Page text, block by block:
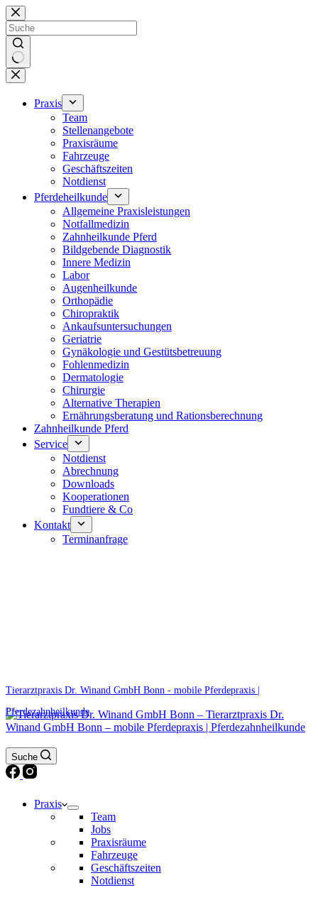
Zum
Inhalt
springen
Keine
Ergebnisse
Praxis
Team
Stellenangebote
Praxisräume
Fahrzeuge
Geschäftszeiten
Notdienst
Pferdeheilkunde
Allgemeine Praxisleistungen
Notfallmedizin
Zahnheilkunde Pferd
Bildgebende Diagnostik
Innere Medizin
Labor
Augenheilkunde
Orthopädie
Chiropraktik
Ankaufsuntersuchungen
Geriatrie
Gynäkologie und Gestütsbetreuung
Fohlenmedizin
Dermatologie
Chirurgie
Alternative Therapien
Ernährungsberatung und Rationsberechnung
Zahnheilkunde Pferd
Service
Notdienst
Abrechnung
Downloads
Kooperationen
Fundtiere & Co
Kontakt
Terminanfrage
Tierarztpraxis Dr. Winand GmbH Bonn - mobile Pferdepraxis |
Pferdezahnheilkunde
Suche
Praxis
Team
Jobs
Praxisräume
Fahrzeuge
Geschäftszeiten
Notdienst